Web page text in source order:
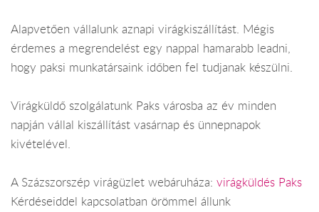
Alapvetően vállalunk aznapi virágkiszállítást. Mégis
érdemes a megrendelést egy nappal hamarabb leadni,
hogy paksi munkatársaink időben fel tudjanak készülni.
Virágküldő szolgálatunk Paks városba az év minden
napján vállal kiszállítást vasárnap és ünnepnapok
kivételével.
A Százszorszép virágüzlet webáruháza: virágküldés Paks
Kérdéseiddel kapcsolatban örömmel állunk